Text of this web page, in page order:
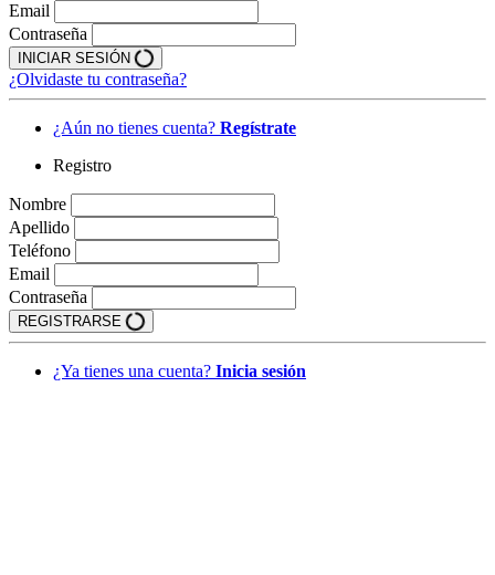
Email
Contraseña
INICIAR SESIÓN
¿Olvidaste tu contraseña?
¿Aún no tienes cuenta? Regístrate
Registro
Nombre
Apellido
Teléfono
Email
Contraseña
REGISTRARSE
¿Ya tienes una cuenta? Inicia sesión